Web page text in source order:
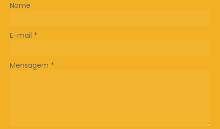
Nome
E-mail *
Mensagem *